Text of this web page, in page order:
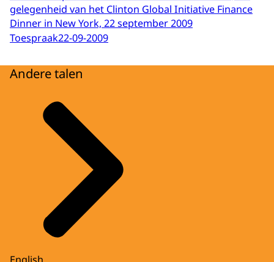
gelegenheid van het Clinton Global Initiative Finance
Dinner in New York, 22 september 2009
Toespraak22-09-2009
Andere talen